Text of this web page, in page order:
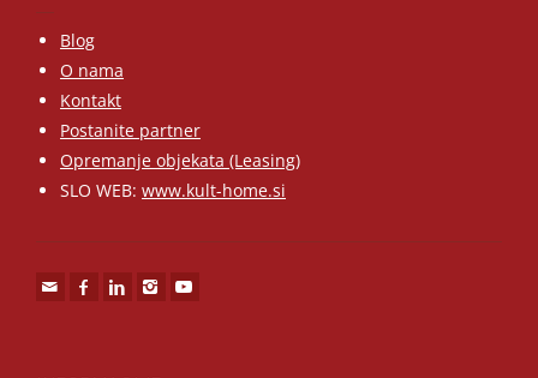
Blog
O nama
Kontakt
Postanite partner
Opremanje objekata (Leasing)
SLO WEB: www.kult-home.si